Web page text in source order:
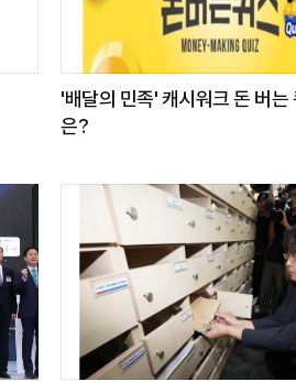
'배달의 민족' 캐시워크 돈 버는
은?